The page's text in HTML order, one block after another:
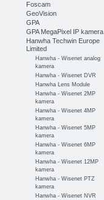
Foscam
GeoVision
GPA
GPA MegaPixel IP kamera
Hanwha Techwin Europe
Limited
Hanwha - Wisenet analog
kamera
Hanwha - Wisenet DVR
Hanwha Lens Module
Hanwha - Wisenet 2MP
kamera
Hanwha - Wisenet 4MP
kamera
Hanwha - Wisenet 5MP
kamera
Hanwha - Wisenet 6MP
kamera
Hanwha - Wisenet 12MP
kamera
Hanwha - Wisenet PTZ
kamera
Hanwha - Wisenet NVR